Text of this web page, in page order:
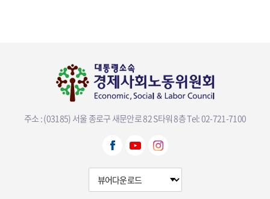
주소 : (03185) 서울 종로구 새문안로 82 S타워 8층Tel: 02-721-7100
뷰어다운로드 선택